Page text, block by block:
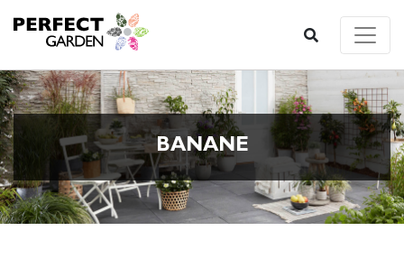
BANANE